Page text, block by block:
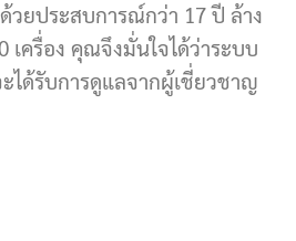
ด้วยประสบการณ์กว่า 17 ปี ล้าง
เครื่อง คุณจึงมั่นใจได้ว่าระบบ
ได้รับการดูแลจากผู้เชี่ยวชาญ